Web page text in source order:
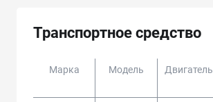
Транспортное средство
Марка Модель Двигатель